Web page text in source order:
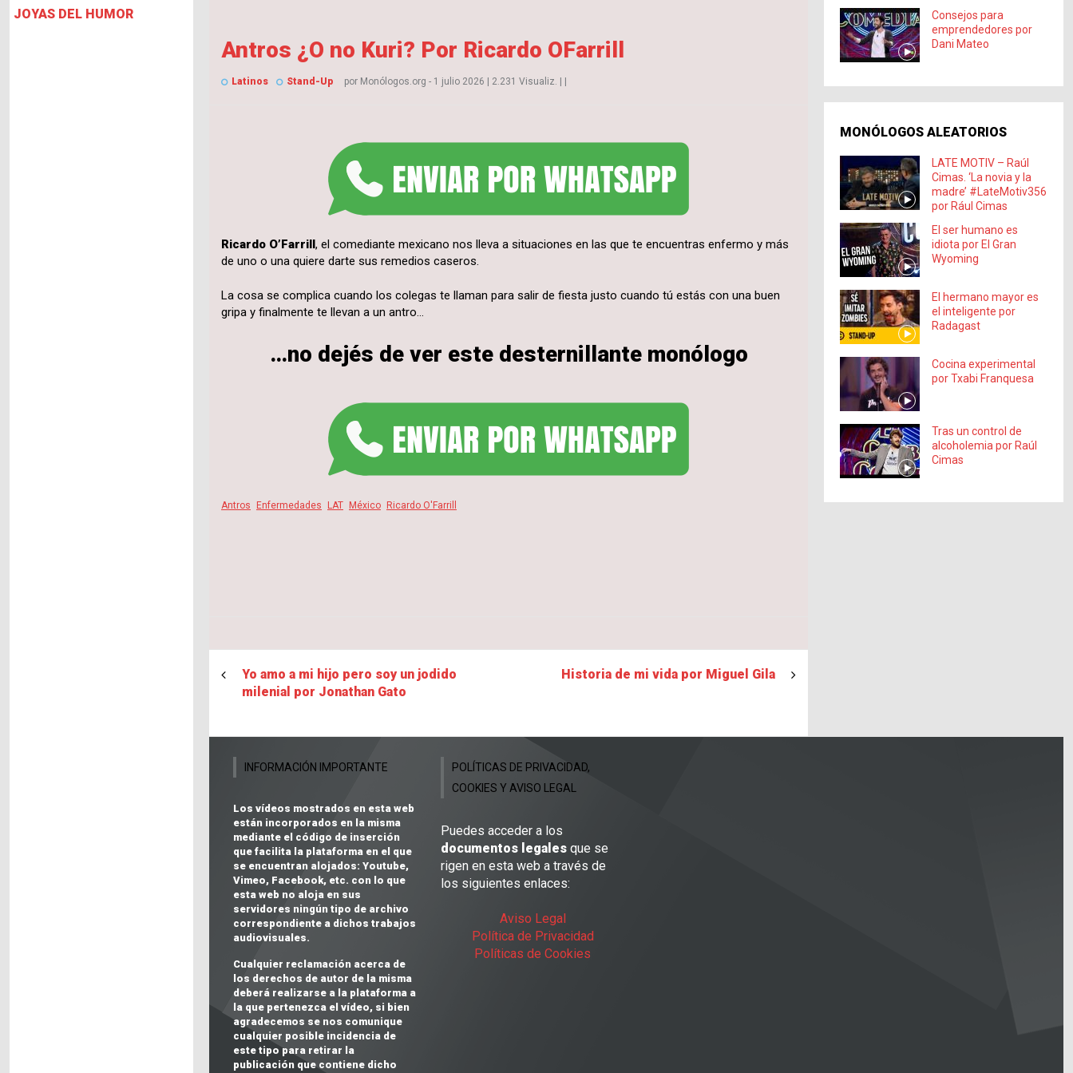
JOYAS DEL HUMOR
Antros ¿O no Kuri? Por Ricardo OFarrill
Latinos Stand-Up por Monólogos.org - 1 julio 2026 | 2.231 Visualiz. | |
Ricardo O’Farrill, el comediante mexicano nos lleva a situaciones en las que te encuentras enfermo y más
de uno o una quiere darte sus remedios caseros.
La cosa se complica cuando los colegas te llaman para salir de fiesta justo cuando tú estás con una buen
gripa y finalmente te llevan a un antro…
…no dejés de ver este desternillante monólogo
Antros Enfermedades LAT México Ricardo O'Farrill
Yo amo a mi hijo pero soy un jodido
milenial por Jonathan Gato
Historia de mi vida por Miguel Gila
Consejos para
emprendedores por
Dani Mateo
MONÓLOGOS ALEATORIOS
LATE MOTIV – Raúl
Cimas. ‘La novia y la
madre’ #LateMotiv356
por Rául Cimas
El ser humano es
idiota por El Gran
Wyoming
El hermano mayor es
el inteligente por
Radagast
Cocina experimental
por Txabi Franquesa
Tras un control de
alcoholemia por Raúl
Cimas
INFORMACIÓN IMPORTANTE
Los vídeos mostrados en esta web
están incorporados en la misma
mediante el código de inserción
que facilita la plataforma en el que
se encuentran alojados: Youtube,
Vimeo, Facebook, etc. con lo que
esta web no aloja en sus
servidores ningún tipo de archivo
correspondiente a dichos trabajos
audiovisuales.
Cualquier reclamación acerca de
los derechos de autor de la misma
deberá realizarse a la plataforma a
la que pertenezca el vídeo, si bien
agradecemos se nos comunique
cualquier posible incidencia de
este tipo para retirar la
publicación que contiene dicho
POLÍTICAS DE PRIVACIDAD,
COOKIES Y AVISO LEGAL
Puedes acceder a los
documentos legales que se
rigen en esta web a través de
los siguientes enlaces:
Aviso Legal
Política de Privacidad
Políticas de Cookies